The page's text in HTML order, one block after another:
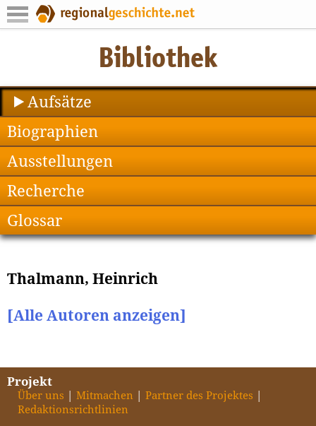
Aufsätze
Biographien
Ausstellungen
Recherche
Glossar
Thalmann, Heinrich
[Alle Autoren anzeigen]
Projekt
Über uns Mitmachen
Partner des Projektes
Redaktionsrichtlinien